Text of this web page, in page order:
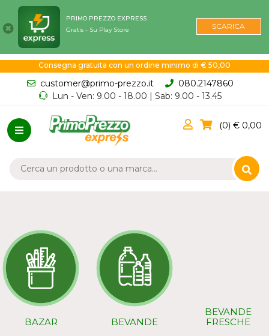
PRIMO PREZZO EXPRESS
Gratis - Su Play Store
SCARICA
Consegna gratuita con un ordine minimo di € 50,00
customer@primo-prezzo.it
080.2147860
Lun - Ven: 9.00 - 18.00 | Sab: 9.00 - 13.45
0 0,00
BAZAR BEVANDE
BEVANDE
FRESCHE